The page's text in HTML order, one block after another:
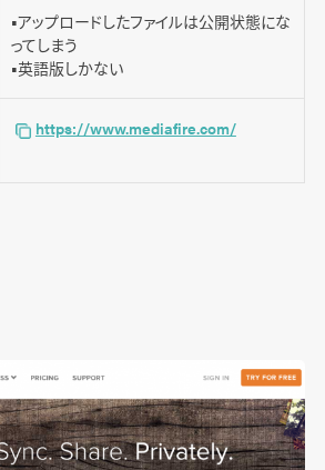
■アップロードしたファイルは公開状態にな
ってしまう
■英語版しかない
https://www.mediafire.com/